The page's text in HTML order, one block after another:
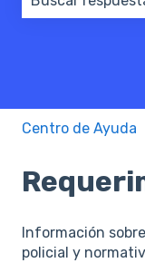
Centro de Ayuda
Información
policial y